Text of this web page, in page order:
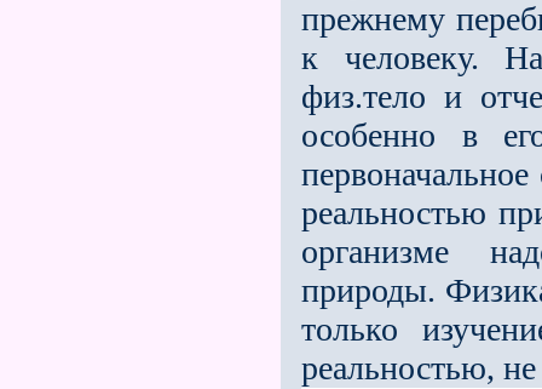
прежнему
к человеку.
физ.тело и
особенно в
реальностью
организме
природы.
только
реальностью,